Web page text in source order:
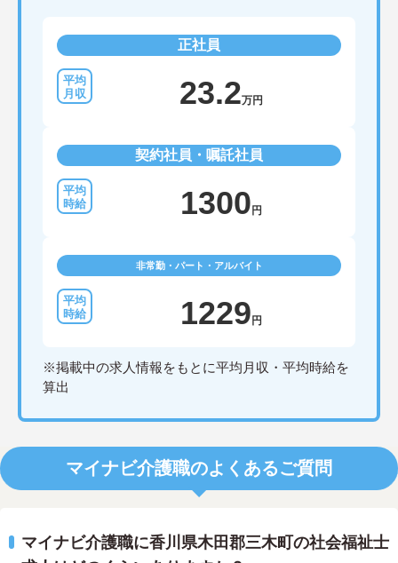
正社員
23.2万円
契約社員・嘱託社員
1300 円
非常勤・パート・アルバイト
1229 円
※掲載中の求人情報をもとに平均月収・平均時給を
算出
マイナビ介護職のよくあるご質問
マイナビ介護職に香川県木田郡三木町の社会福祉士